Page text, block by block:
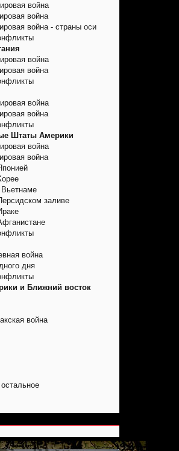
война
война
война - страны оси
война
война
война
война
Штаты Америки
война
война
заливе
война
дня
и Ближний восток
война